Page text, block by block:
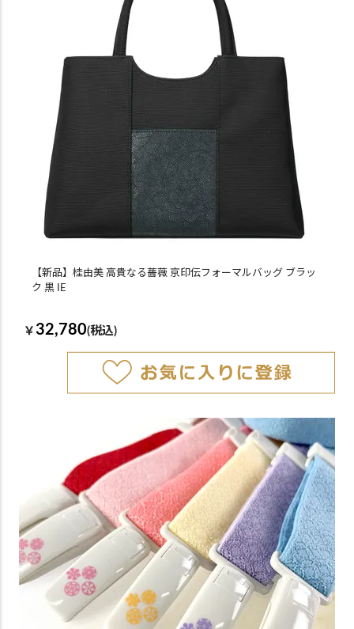
【新品】桂由美 高貴なる薔薇 京印伝フォーマルバッグ ブラッ
ク 黒 IE
￥ 32,780(税込)